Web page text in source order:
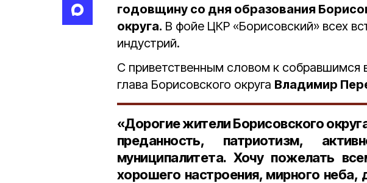
годовщину со дня образования
округа. В фойе ЦКР «Борисовский» всех
индустрий.
С приветственным словом к собравшимся
глава Борисовского округа Владимир
«Дорогие жители Борисовского
преданность, патриотизм,
муниципалитета. Хочу пожелать
хорошего настроения, мирного